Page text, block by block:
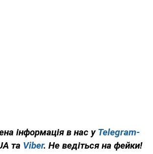
інформація в нас у Telegram-
та Viber. Не ведіться на фейки!